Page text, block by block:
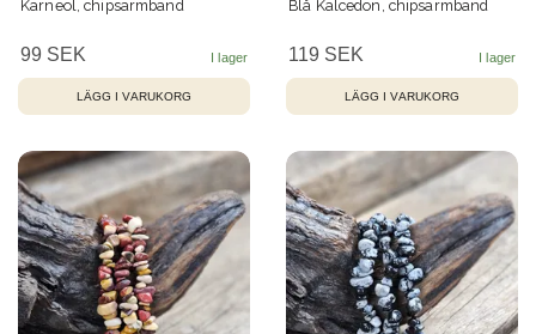
Karneol, chipsarmband
99 SEK
Blå Kalcedon, chipsarmband
119 SEK